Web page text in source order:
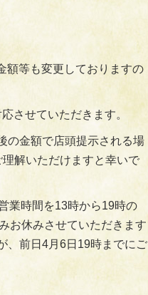
額等も変更しておりますの
させていただきます。
の金額で店頭提示される場
解いただけますと幸いで
業時間を13時から19時の
お休みさせていただきます
、前日4月6日19時までにご